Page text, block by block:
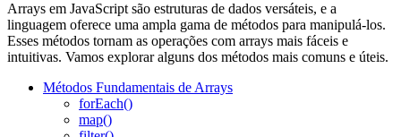
Arrays em JavaScript são estruturas de dados versáteis, e a
linguagem oferece uma ampla gama de métodos para manipulá-los.
Esses métodos tornam as operações com arrays mais fáceis e
intuitivas. Vamos explorar alguns dos métodos mais comuns e úteis.
Métodos Fundamentais de Arrays
forEach()
map()